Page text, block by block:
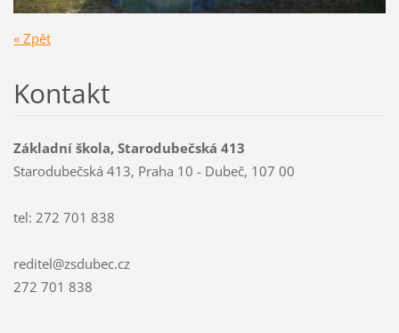
« Zpět
Kontakt
Základní škola, Starodubečská 413
Starodubečská 413, Praha 10 - Dubeč, 107 00
tel: 272 701 838
reditel@zsdubec.cz
272 701 838